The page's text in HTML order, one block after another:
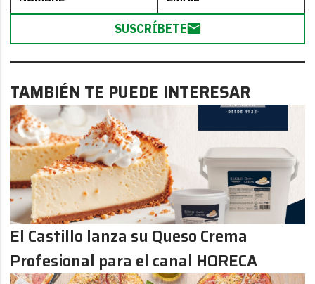
SUSCRÍBETE
TAMBIÉN TE PUEDE INTERESAR
El Castillo lanza su Queso Crema
Profesional para el canal HORECA